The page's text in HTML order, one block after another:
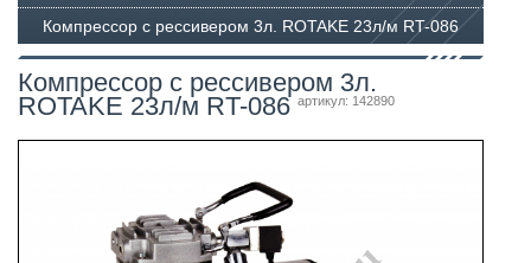
Компрессор с рессивером 3л. ROTAKE 23л/м RT-086
Компрессор с рессивером 3л.
ROTAKE 23л/м RT-086 артикул: 142890